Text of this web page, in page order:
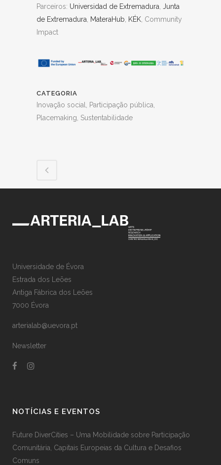
Parceiros: Universidad de Extremadura Junta
de Extremadura
MateraHub KÉK , Community
Impact
CATEGORIA
Inovação social, Participação pública,
Placemaking, Sustentabilidade
Universidade de Évora
Estrada dos Leões
Antiga Fábrica dos Leões
7000 Évora
arterialab@uevora.pt
Newsletter
NOTÍCIAS E EVENTOS
Future DiverCities – Uma Mobilidade sobre Participação
Comunitária, Capitais Europeias da Cultura e Desafios
Comuns